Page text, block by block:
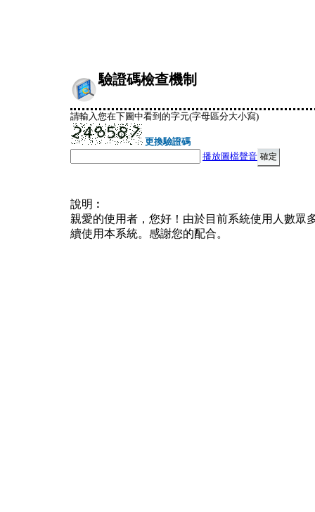
驗證碼檢查機制
請輸入您在下圖中看到的字元(字母區分大小寫)
更換驗證碼
播放圖檔聲音
說明︰
親愛的使用者，您好！由於目前系統使用人數眾
續使用本系統。感謝您的配合。